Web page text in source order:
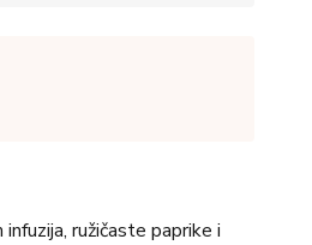
ružičaste paprike i